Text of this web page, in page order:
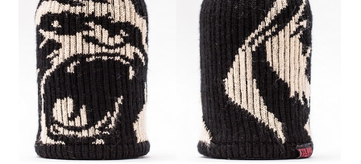
Glazen drinkfles
RVS drinkfles
Broodtrommels & lunchboxen
Herbruikbare boterhamzakjes